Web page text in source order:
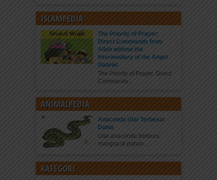
ISLAMPEDIA
The Priority of Prayer:
Direct Commands from
Allah without the
Intermediary of the Angel
Gabriel
The Priority of Prayer: Direct
Commands...
ANIMALPEDIA
Anaconda Ular Terbesar
Dunia
Ular anaconda berburu
mangsa di pohon...
KATEGORI